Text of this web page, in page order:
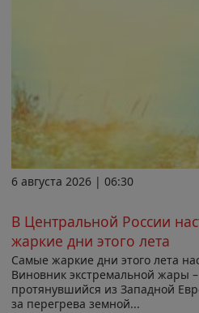
6 августа 2026 | 06:30
В Центральной России
жаркие дни этого лета
Самые жаркие дни этого лета
Виновник экстремальной жары
протянувшийся из Западной
за перегрева земной...